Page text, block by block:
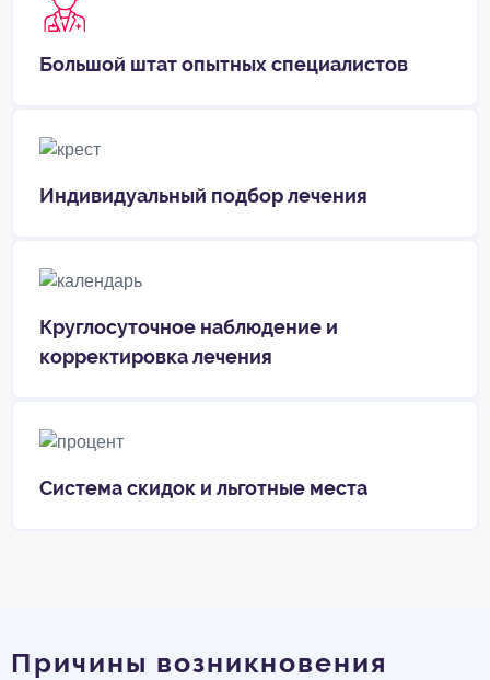
Большой штат опытных специалистов
Индивидуальный подбор лечения
Круглосуточное наблюдение и
корректировка лечения
Система скидок и льготные места
Причины возникновения